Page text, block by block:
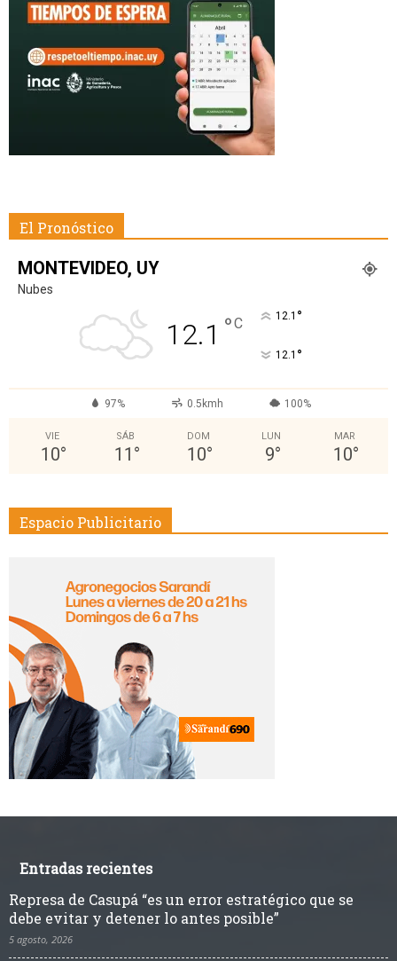
El Pronóstico
MONTEVIDEO, UY
Nubes
12.1 °C 12.1 °
12.1 °
97% 0.5kmh 100%
VIE
10°
SÁB
11 °
DOM
10°
LUN
9°
MAR
10°
Espacio Publicitario
Entradas recientes
Represa de Casupá “es un error estratégico que se
debe evitar y detener lo antes posible”
5 agosto, 2026